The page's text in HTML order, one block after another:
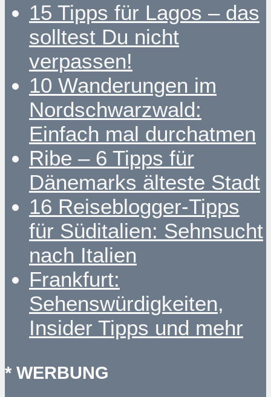
15 Tipps für Lagos – das
solltest Du nicht
verpassen!
10 Wanderungen im
Nordschwarzwald:
Einfach mal durchatmen
Ribe – 6 Tipps für
Dänemarks älteste Stadt
16 Reiseblogger-Tipps
für Süditalien: Sehnsucht
nach Italien
Frankfurt:
Sehenswürdigkeiten,
Insider Tipps und mehr
* WERBUNG